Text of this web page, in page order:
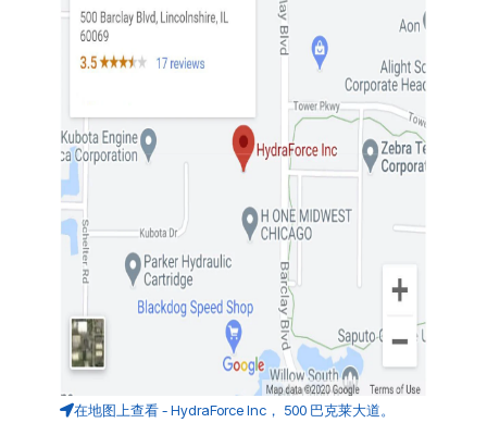
在地图上查看 - HydraForce Inc， 500 巴克莱大道。